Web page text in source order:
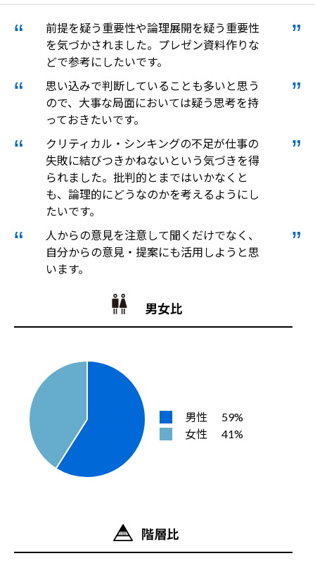
前提を疑う重要性や論理展開を疑う重要性
を気づかされました。プレゼン資料作りな
どで参考にしたいです。
思い込みで判断していることも多いと思う
ので、大事な局面においては疑う思考を持
っておきたいです。
クリティカル・シンキングの不足が仕事の
失敗に結びつきかねないという気づきを得
られました。批判的とまではいかなくと
も、論理的にどうなのかを考えるようにし
たいです。
人からの意見を注意して聞くだけでなく、
自分からの意見・提案にも活用しようと思
います。
男女比
男性
59%
女性
41%
階層比